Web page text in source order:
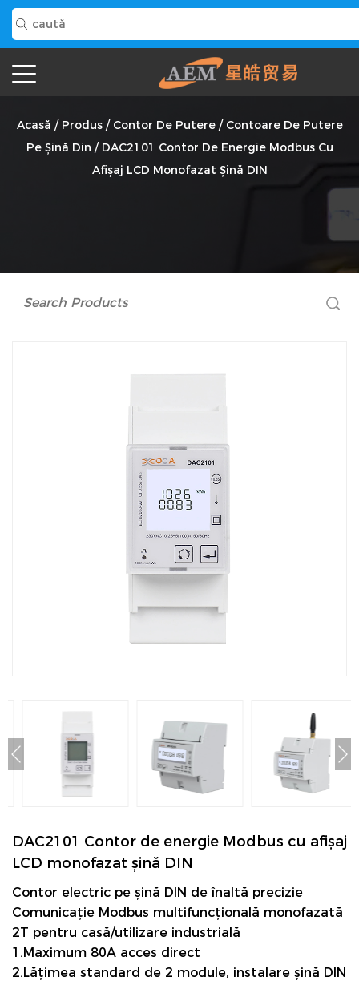
DAC2101 Contor De Energie Modbus Cu Afișaj LCD
Monofazat Șină DIN Furnizor
Acasă / Produs/ Contor De Putere/ Contoare De Putere
Pe Șină Din / DAC2101 Contor De Energie Modbus Cu
Afișaj LCD Monofazat Șină DIN
DAC2101 Contor de energie Modbus cu afișaj
LCD monofazat șină DIN
Contor electric pe șină DIN de înaltă precizie
Comunicație Modbus multifuncțională monofazată
2T pentru casă/utilizare industrială
1.Maximum 80A acces direct
2.Lățimea standard de 2 module, instalare șină DIN